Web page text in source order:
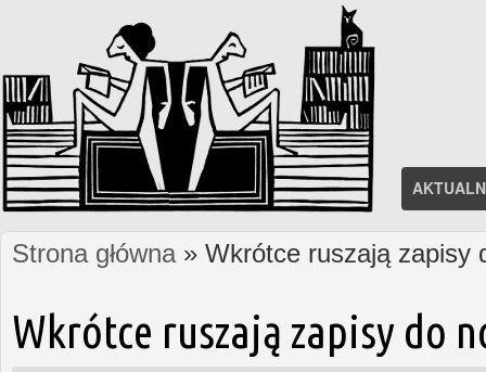
Jesteś tutaj
Strona główna» Wkrótce ruszają zapisy
Wkrótce ruszają zapisy do